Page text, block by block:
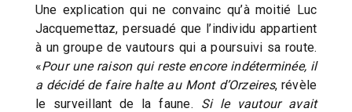
Une explication qui ne convainc qu’à moitié Luc
Jacquemettaz, persuadé que l’individu appartient
à un groupe de vautours qui a poursuivi sa route.
«Pour une raison qui reste encore indéterminée, il
a décidé de faire halte au Mont d’Orzeires, révèle
le surveillant de la faune. Si le vautour avait